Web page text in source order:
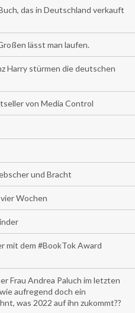
das in Deutschland verkauft
lässt man laufen.
Harry stürmen die deutschen
von Media Control
und Bracht
Wochen
mit dem #BookTok Award
Frau Andrea Paluch im letzten
aufregend doch ein
was 2022 auf ihn zukommt??